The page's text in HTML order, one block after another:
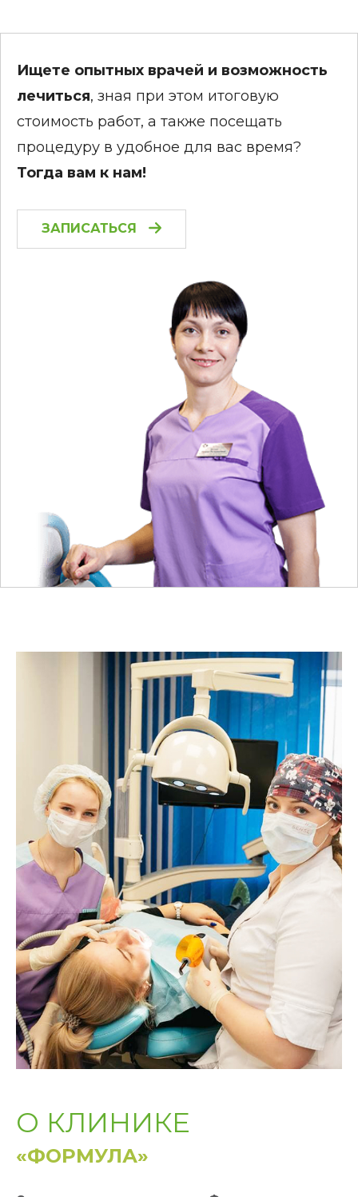
Ищете опытных врачей и возможность
лечиться, зная при этом итоговую
стоимость работ, а также посещать
процедуру в удобное для вас время?
Тогда вам к нам!
ЗАПИСАТЬСЯ
О КЛИНИКЕ
«ФОРМУЛА»